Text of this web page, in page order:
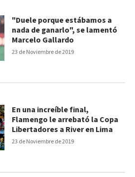
23 de Noviembre de 2019
"Duele porque estábamos a
nada de ganarlo", se lamentó
Marcelo Gallardo
23 de Noviembre de 2019
En una increíble final,
Flamengo le arrebató la Copa
Libertadores a River en Lima